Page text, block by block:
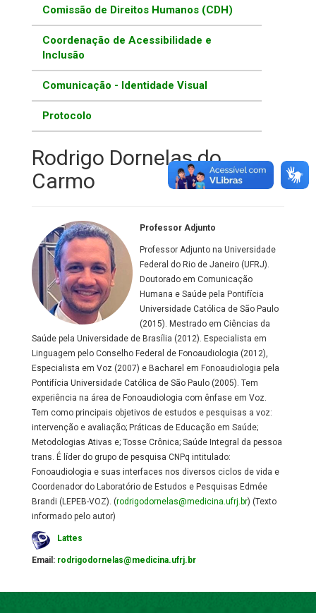
Comissão de Direitos Humanos (CDH)
Coordenação de Acessibilidade e
Inclusão
Comunicação - Identidade Visual
Protocolo
Rodrigo Dornelas do
Carmo
Professor Adjunto
Professor Adjunto na Universidade
Federal do Rio de Janeiro (UFRJ).
Doutorado em Comunicação
Humana e Saúde pela Pontifícia
Universidade Católica de São Paulo
(2015). Mestrado em Ciências da
Saúde pela Universidade de Brasília (2012). Especialista em
Linguagem pelo Conselho Federal de Fonoaudiologia (2012),
Especialista em Voz (2007) e Bacharel em Fonoaudiologia pela
Pontifícia Universidade Católica de São Paulo (2005). Tem
experiência na área de Fonoaudiologia com ênfase em Voz.
Tem como principais objetivos de estudos e pesquisas a voz:
intervenção e avaliação; Práticas de Educação em Saúde;
Metodologias Ativas e; Tosse Crônica; Saúde Integral da pessoa
trans. É líder do grupo de pesquisa CNPq intitulado:
Fonoaudiologia e suas interfaces nos diversos ciclos de vida e
Coordenador do Laboratório de Estudos e Pesquisas Edmée
Brandi (LEPEB-VOZ). (rodrigodornelas@medicina.ufrj.br) (Texto
informado pelo autor)
Lattes
Email: rodrigodornelas@medicina.ufrj.br